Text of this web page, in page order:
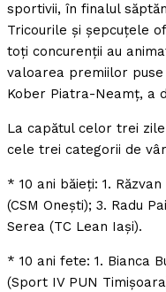
sportivii, în finalul
Tricourile şi şepcuţele
toţi concurenţii au
valoarea premiilor
Kober Piatra-Neamţ, a
La capătul celor trei
cele trei categorii de
* 10 ani băieţi: 1. Răzvan
(CSM Oneşti); 3. Radu
Serea (TC Lean Iaşi).
* 10 ani fete: 1. Bianca
(Sport IV PUN